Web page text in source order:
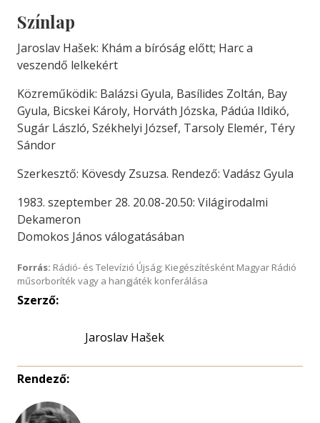
Színlap
Jaroslav Hašek: Khám a bíróság előtt; Harc a
veszendő lelkekért
Közreműködik: Balázsi Gyula, Basílides Zoltán, Bay
Gyula, Bic­skei Károly, Horváth Józska, Pádúa Ildikó,
Sugár László, Székhelyi József, Tarsoly Elemér, Téry
Sándor
Szerkesztő: Kövesdy Zsuzsa. Rendező: Vadász Gyula
1983. szeptember 28. 20.08-20.50: Világirodalmi
Dekameron
Domokos János válogatásában
Forrás: Rádió- és Televízió Újság; Kiegészítésként Magyar Rádió
műsorboríték vagy a hangjáték konferálása
Szerző:
Jaroslav Hašek
Rendező: